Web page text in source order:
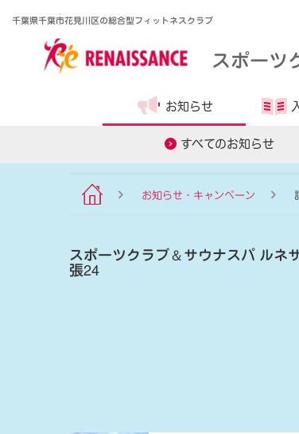
千葉県千葉市花見川区の総合型フィットネスクラブ
スポーツ
お知らせ
すべてのお知らせ
食事管理アプリ
お知らせ・キャンペーン
スポーツクラブ＆サウナスパ ルネ
張24